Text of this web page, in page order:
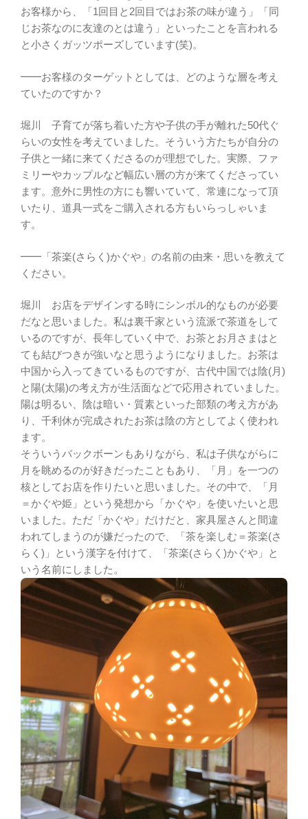
お客様から、「1回目と2回目ではお茶の味が違う」「同
じお茶なのに友達のとは違う」といったことを言われる
と小さくガッツポーズしています(笑)。
━━お客様のターゲットとしては、どのような層を考え
ていたのですか？
堀川 子育てが落ち着いた方や子供の手が離れた50代ぐ
らいの女性を考えていました。そういう方たちが自分の
子供と一緒に来てくださるのが理想でした。実際、ファ
ミリーやカップルなど幅広い層の方が来てくださってい
ます。意外に男性の方にも響いていて、常連になって頂
いたり、道具一式をご購入される方もいらっしゃいま
す。
━━「茶楽(さらく)かぐや」の名前の由来・思いを教えて
ください。
堀川 お店をデザインする時にシンボル的なものが必要
だなと思いました。私は裏千家という流派で茶道をして
いるのですが、長年していく中で、お茶とお月さまはと
ても結びつきが強いなと思うようになりました。お茶は
中国から入ってきているものですが、古代中国では陰(月)
と陽(太陽)の考え方が生活面などで応用されていました。
陽は明るい、陰は暗い・質素といった部類の考え方があ
り、千利休が完成されたお茶は陰の方としてよく使われ
ます。
そういうバックボーンもありながら、私は子供ながらに
月を眺めるのが好きだったこともあり、「月」を一つの
核としてお店を作りたいと思いました。その中で、「月
＝かぐや姫」という発想から「かぐや」を使いたいと思
いました。ただ「かぐや」だけだと、家具屋さんと間違
われてしまうのが嫌だったので、「茶を楽しむ＝茶楽(さ
らく)」という漢字を付けて、「茶楽(さらく)かぐや」と
いう名前にしました。